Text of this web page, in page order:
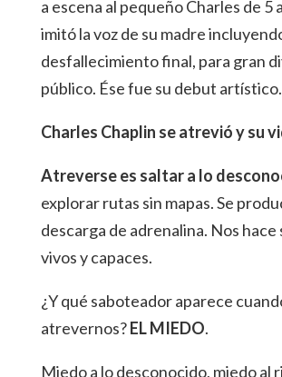
a escena al pequeño Charles de 5
imitó la voz de su madre
desfallecimiento final, para gran
público. Ése fue su debut artístico.
Charles Chaplin se atrevió y su
Atreverse es saltar a lo
explorar rutas sin mapas. Se
descarga de adrenalina. Nos
vivos y capaces.
¿Y qué saboteador aparece
atrevernos?EL MIEDO.
Miedo a lo desconocido, miedo al